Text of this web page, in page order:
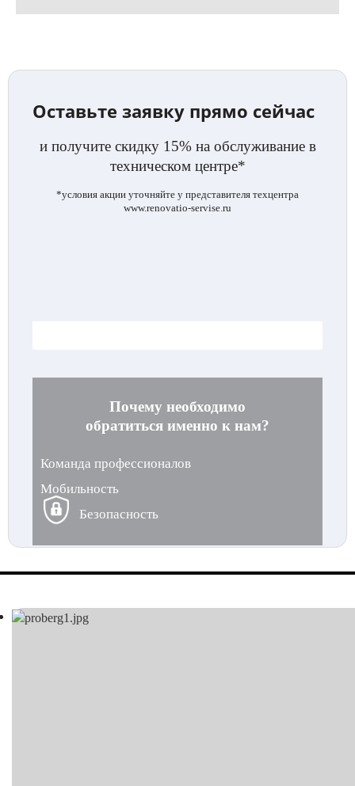
Оставьте заявку прямо сейчас
и получите скидку 15% на обслуживание в
техническом центре*
*условия акции уточняйте у представителя техцентра
www.renovatio-servise.ru
Почему необходимо
обратиться именно к нам?
Команда профессионалов
Мобильность
Безопасность